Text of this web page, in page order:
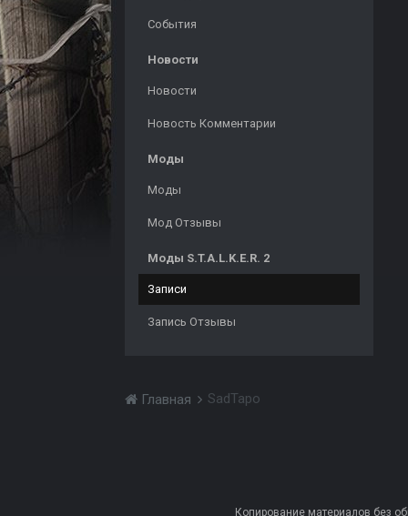
События
Новости
Новости
Новость Комментарии
Моды
Моды
Мод Отзывы
Моды S.T.A.L.K.E.R. 2
Записи
Запись Отзывы
Главная SadTapo
Копирование материалов без